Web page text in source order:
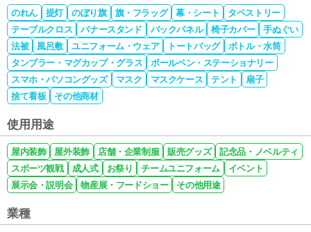
のれん 提灯 のぼり旗 旗・フラッグ 幕・シート
タペストリー
テーブルクロス
バナースタンド バックパネル 椅子カバー
手ぬぐい
法被
風呂敷 ユニフォーム・ウェア トートバッグ
ボトル・水筒
タンブラー・マグカップ・グラス
ボールペン・ステーショナリー
スマホ・パソコングッズ
マスク マスクケース テント
扇子
捨て看板
その他商材
使用用途
屋内装飾 屋外装飾 店舗・企業制服 販売グッズ
記念品・ノベルティ
スポーツ観戦
成人式 お祭り チームユニフォーム
イベント
展示会・説明会
物産展・フードショー その他用途
業種